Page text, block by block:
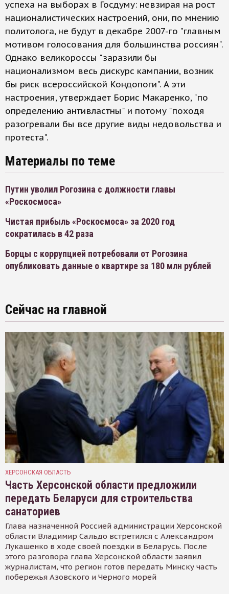
успеха на выборах в Госдуму: невзирая на рост
националистических настроений, они, по мнению
политолога, не будут в декабре 2007-го "главным
мотивом голосования для большинства россиян".
Однако великороссы "заразили бы
национализмом весь дискурс кампании, возник
бы риск всероссийской Кондопоги". А эти
настроения, утверждает Борис Макаренко, "по
определению антивластны" и потому "походя
разогревали бы все другие виды недовольства и
протеста".
Материалы по теме
Путин уволил Рогозина с должности главы
«Роскосмоса»
Чистая прибыль «Роскосмоса» за 2020 год
сократилась в 42 раза
Борцы с коррупцией потребовали от Рогозина
опубликовать данные о квартире за 180 млн рублей
Сейчас на главной
ХЕРСОНСКАЯ ОБЛАСТЬ
Часть Херсонской области предложили
передать Беларуси для строительства
санаториев
Глава назначенной Россией администрации Херсонской
области Владимир Сальдо встретился с Александром
Лукашенко в ходе своей поездки в Беларусь. После
этого разговора глава Херсонской области заявил
журналистам, что регион готов передать Минску часть
побережья Азовского и Черного морей